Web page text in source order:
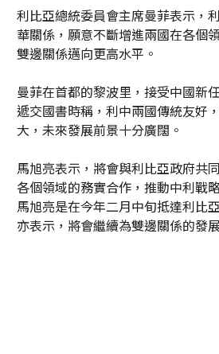
利比亞總統委員會主席曼菲表示，
華關係，願意不斷增進兩國在各個
雙邊關係邁向更高水平。
曼菲在首都的黎波里，接受中國新
遞交國書時稱，利中兩國傳統友好
大，未來發展前景十分廣闊。
馬旭亮表示，將會與利比亞政府共
各個領域的務實合作，推動中利戰
馬旭亮是在今年二月中旬抵達利比
亦表示，將會繼續為雙邊關係的發